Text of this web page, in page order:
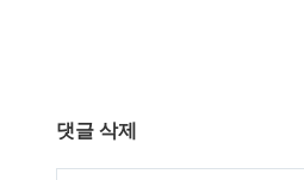
댓글 삭제